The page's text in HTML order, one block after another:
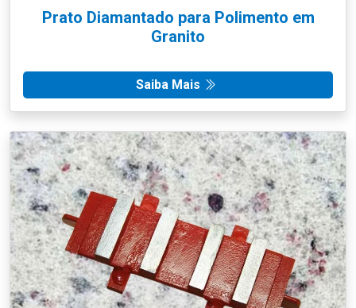
Prato Diamantado para Polimento em
Granito
Saiba Mais